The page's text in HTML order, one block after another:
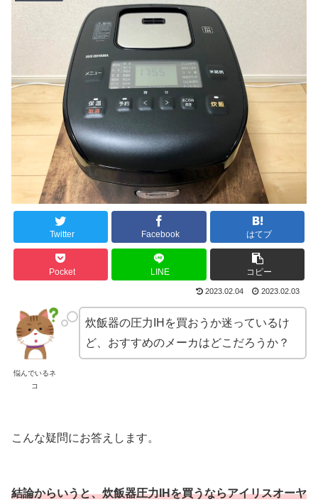
Twitter Facebook はてブ
Pocket LINE コピー
2023.02.04 2023.02.03
悩んでいるネ
コ
炊飯器の圧力IHを買おうか迷っているけ
ど、おすすめのメーカはどこだろうか？
こんな疑問にお答えします。
結論からいうと、炊飯器圧力IHを買うならアイリスオーヤ